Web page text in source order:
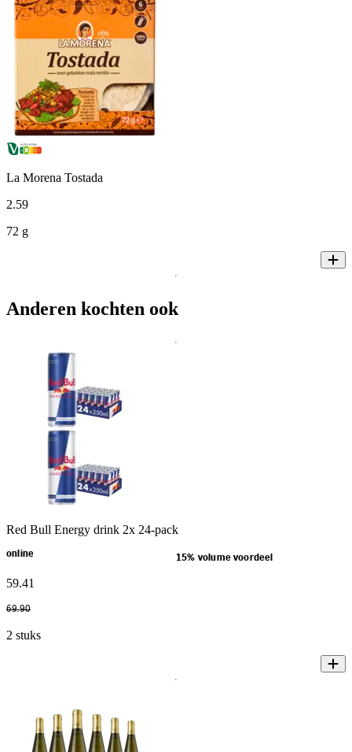
La Morena Tostada
2.59
72 g
Anderen kochten ook
Red Bull Energy drink 2x 24-pack
online 15% volume voordeel
59.41
69.90
2 stuks